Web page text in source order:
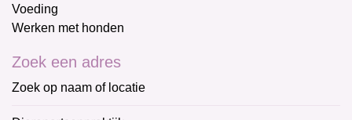
Voeding
Werken met honden
Zoek een adres
Zoek op naam of locatie